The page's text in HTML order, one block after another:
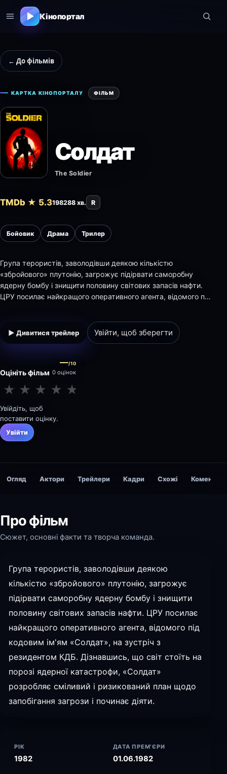
Кінопортал
← До фільмів
КАРТКА КІНОПОРТАЛУ ФІЛЬМ
Солдат
The Soldier
TMDb ★ 5.3198288 хв. R
Бойовик Драма Трилер
Група терористів, заволодівши деякою кількістю
«збройового» плутонію, загрожує підірвати саморобну
ядерну бомбу і знищити половину світових запасів нафти.
ЦРУ посилає найкращого оперативного агента, відомого під
«Солдат» розробляє сміливий і ризикова…
▶ Дивитися трейлер Увійти, щоб зберегти
Оцініть фільм
—/10
0 оцінок
★ ★ ★ ★ ★
Увійдіть, щоб
поставити оцінку.
Увійти
Огляд Актори Трейлери Кадри Схожі Коментарі
Про фільм
Сюжет, основні факти та творча команда.
Група терористів, заволодівши деякою
кількістю «збройового» плутонію, загрожує
підірвати саморобну ядерну бомбу і знищити
половину світових запасів нафти. ЦРУ посилає
найкращого оперативного агента, відомого під
кодовим ім'ям «Солдат», на зустріч з
резидентом КДБ. Дізнавшись, що світ стоїть на
порозі ядерної катастрофи, «Солдат»
розробляє сміливий і ризикований план щодо
запобігання загрози і починає діяти.
РІК
1982
ДАТА ПРЕМ’ЄРИ
01.06.1982